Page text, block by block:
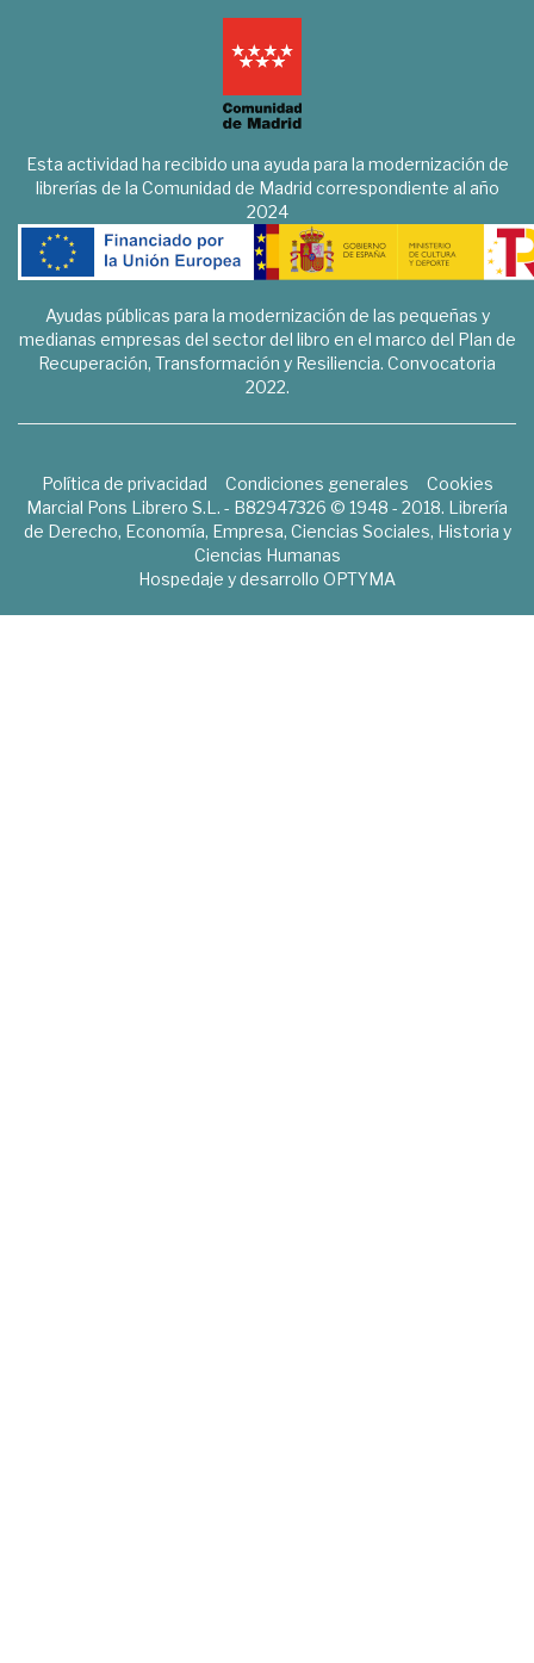
Esta actividad ha recibido una ayuda para la modernización de
librerías de la Comunidad de Madrid correspondiente al año
2024
Ayudas públicas para la modernización de las pequeñas y
medianas empresas del sector del libro en el marco del Plan de
Recuperación, Transformación y Resiliencia. Convocatoria
2022.
Política de privacidad Condiciones generales
Cookies
Marcial Pons Librero S.L. - B82947326 © 1948 - 2018. Librería
de Derecho, Economía, Empresa, Ciencias Sociales, Historia y
Ciencias Humanas
Hospedaje y desarrollo OPTYMA